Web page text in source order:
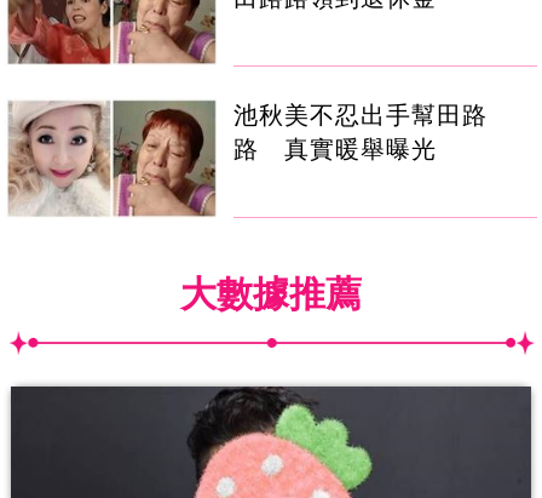
池秋美不忍出手幫田路
路 真實暖舉曝光
大數據推薦